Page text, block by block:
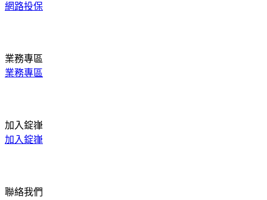
網路投保
業務專區
業務專區
加入錠嵂
加入錠嵂
聯絡我們